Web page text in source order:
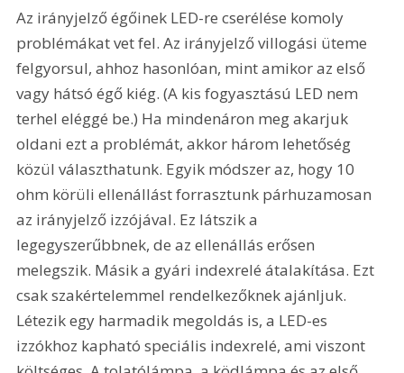
Az irányjelző égőinek LED-re cserélése komoly
problémákat vet fel. Az irányjelző villogási üteme
felgyorsul, ahhoz hasonlóan, mint amikor az első
vagy hátsó égő kiég. (A kis fogyasztású LED nem
terhel eléggé be.) Ha mindenáron meg akarjuk
oldani ezt a problémát, akkor három lehetőség
közül választhatunk. Egyik módszer az, hogy 10
ohm körüli ellenállást forrasztunk párhuzamosan
az irányjelző izzójával. Ez látszik a
legegyszerűbbnek, de az ellenállás erősen
melegszik. Másik a gyári indexrelé átalakítása. Ezt
csak szakértelemmel rendelkezőknek ajánljuk.
Létezik egy harmadik megoldás is, a LED-es
izzókhoz kapható speciális indexrelé, ami viszont